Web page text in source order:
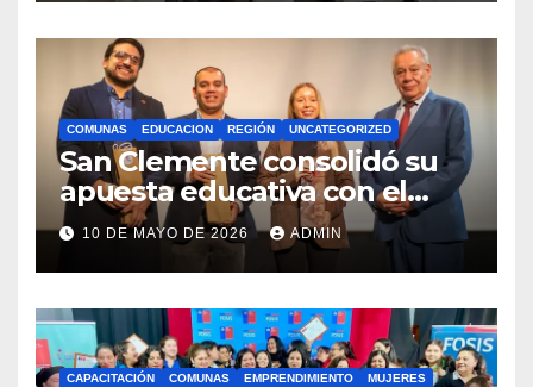
COMUNAS EDUCACION REGIÓN UNCATEGORIZED
San Clemente consolidó su
apuesta educativa con el
lanzamiento del
Preuniversitario Brotes 2026
10 DE MAYO DE 2026 ADMIN
CAPACITACIÓN COMUNAS EMPRENDIMIENTO
MUJERES